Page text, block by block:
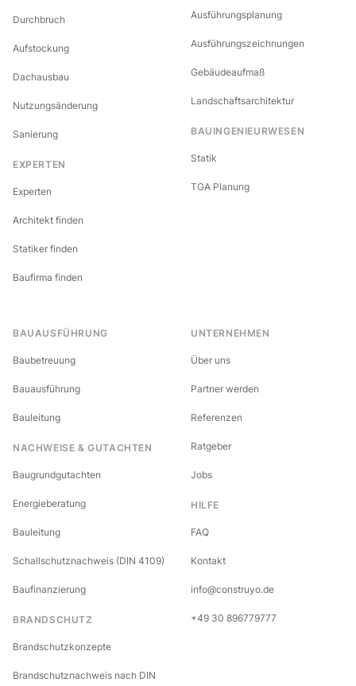
Durchbruch
Aufstockung
Dachausbau
Nutzungsänderung
Sanierung
EXPERTEN
Experten
Architekt finden
Statiker finden
Baufirma finden
Ausführungsplanung
Ausführungszeichnungen
Gebäudeaufmaß
Landschaftsarchitektur
BAUINGENIEURWESEN
Statik
TGA Planung
BAUAUSFÜHRUNG
Baubetreuung
Bauausführung
Bauleitung
NACHWEISE & GUTACHTEN
Baugrundgutachten
Energieberatung
Bauleitung
Schallschutznachweis (DIN 4109)
Baufinanzierung
BRANDSCHUTZ
Brandschutzkonzepte
Brandschutznachweis nach DIN
UNTERNEHMEN
Über uns
Partner werden
Referenzen
Ratgeber
Jobs
HILFE
FAQ
Kontakt
info@construyo.de
+49 30 896779777